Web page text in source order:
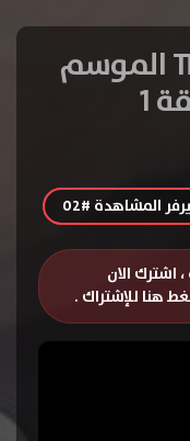
مسلسل The Rookie الموسم
1
المشاهدة #02
اشترك الان
هنا للإشتراك .